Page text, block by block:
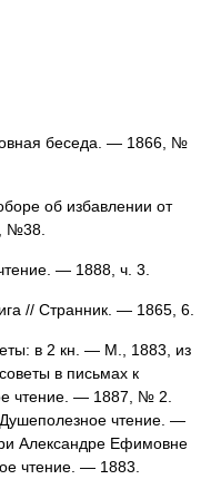
беседа. — 1866, №
об избавлении от
№38.
— 1888, ч. 3.
// Странник. — 1865, 6.
в 2 кн. — М., 1883, из
в письмах к
чтение. — 1887, № 2.
чтение. —
Александре Ефимовне
чтение. — 1883.